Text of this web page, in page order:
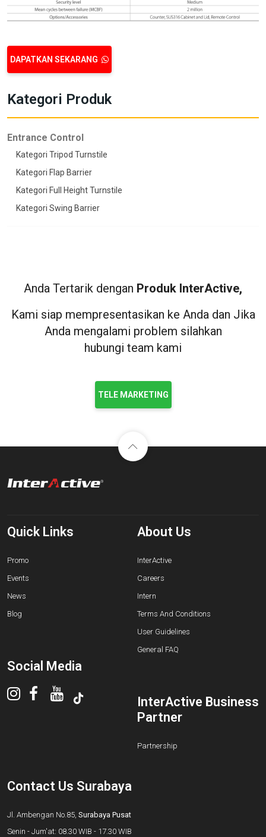
DAPATKAN SEKARANG
Kategori Produk
Entrance Control
Kategori Tripod Turnstile
Kategori Flap Barrier
Kategori Full Height Turnstile
Kategori Swing Barrier
Anda Tertarik dengan Produk InterActive,
Kami siap mempresentasikan ke Anda dan Jika
Anda mengalami problem silahkan
hubungi team kami
TELE MARKETING
Quick Links
Promo
Events
News
Blog
Social Media
About Us
InterActive
Careers
Intern
Terms And Conditions
User Guidelines
General FAQ
InterActive Business
Partner
Partnership
Contact Us Surabaya
Jl. Ambengan No.85, Surabaya Pusat
Senin - Jum'at: 08.30 WIB - 17.30 WIB